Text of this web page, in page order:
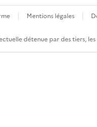
Mentions légales
détenue par des tiers,